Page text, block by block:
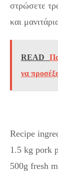
στρώσετε
και
READ
να
Recipe
1.5 kg pork
500g fresh